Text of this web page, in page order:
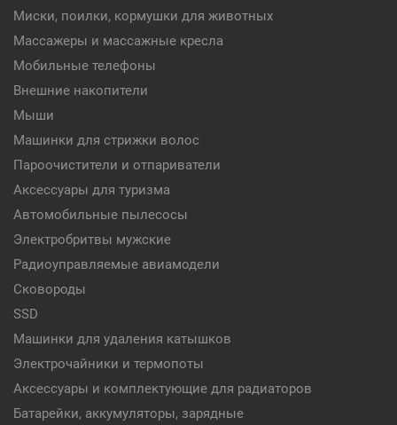
Миски, поилки, кормушки для животных
Массажеры и массажные кресла
Мобильные телефоны
Внешние накопители
Мыши
Машинки для стрижки волос
Пароочистители и отпариватели
Аксессуары для туризма
Автомобильные пылесосы
Электробритвы мужские
Радиоуправляемые авиамодели
Сковороды
SSD
Машинки для удаления катышков
Электрочайники и термопоты
Аксессуары и комплектующие для радиаторов
Батарейки, аккумуляторы, зарядные